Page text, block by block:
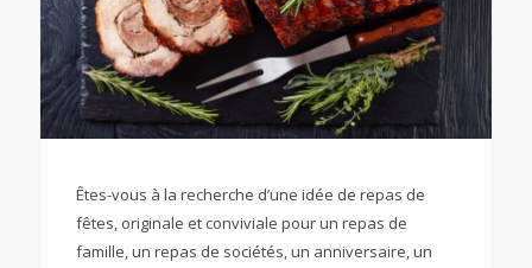
Êtes-vous à la recherche d’une idée de repas de
fêtes, originale et conviviale pour un repas de
famille, un repas de sociétés, un anniversaire, un